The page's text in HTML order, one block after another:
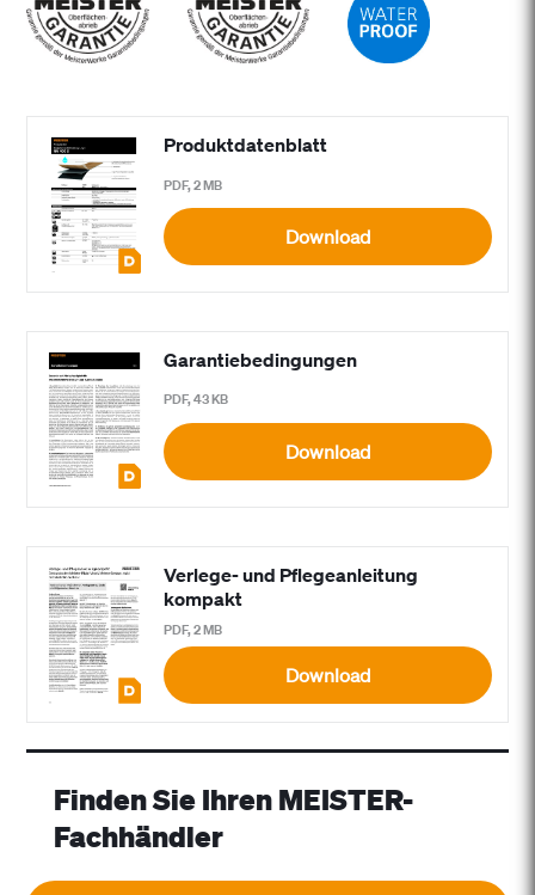
Produktdatenblatt
PDF, 2 MB
Download
Garantiebedingungen
PDF, 43 KB
Download
Verlege- und Pflegeanleitung
kompakt
PDF, 2 MB
Download
Finden Sie Ihren MEISTER-
Fachhändler